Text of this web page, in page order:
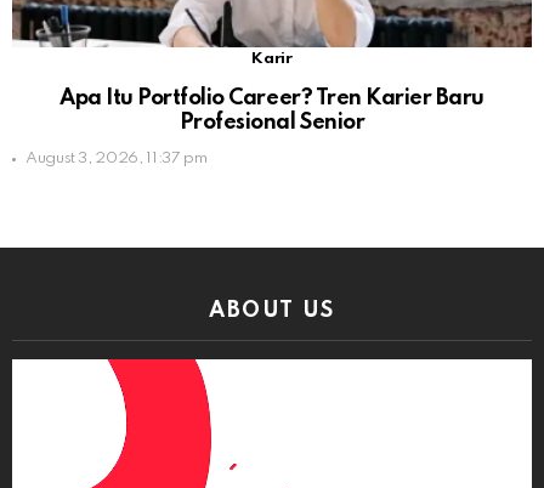
Karir
Apa Itu Portfolio Career? Tren Karier Baru
Profesional Senior
August 3, 2026, 11:37 pm
ABOUT US